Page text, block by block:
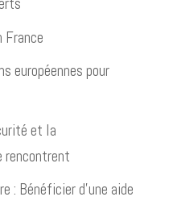
européennes pour
et la
rencontrent
: Bénéficier d’une aide